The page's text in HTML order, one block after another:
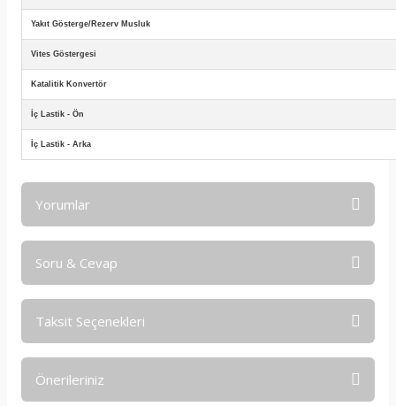
Yakıt Gösterge/Rezerv Musluk
Vites Göstergesi
Katalitik Konvertör
İç Lastik - Ön
İç Lastik - Arka
Yorumlar
Soru & Cevap
Ürün hakkında henüz soru sorulmamış.
Taksit Seçenekleri
Önerileriniz